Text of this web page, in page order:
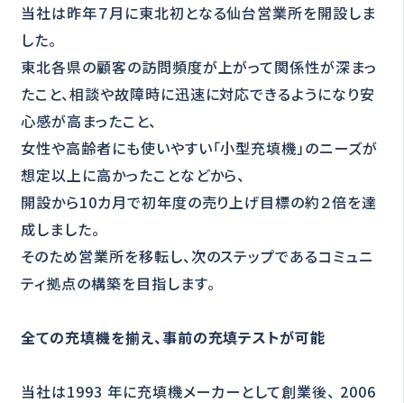
当社は昨年７月に東北初となる仙台営業所を開設しま
した。
東北各県の顧客の訪問頻度が上がって関係性が深まっ
たこと、相談や故障時に迅速に対応できるようになり安
心感が高まったこと、
女性や高齢者にも使いやすい「小型充填機」のニーズが
想定以上に高かったことなどから、
開設から10カ月で初年度の売り上げ目標の約２倍を達
成しました。
そのため営業所を移転し、次のステップであるコミュニ
ティ拠点の構築を目指します。
全ての充填機を揃え、事前の充填テストが可能
当社は1993 年に充填機メーカーとして創業後、 2006